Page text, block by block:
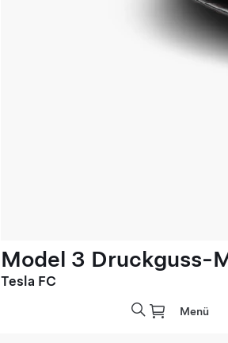
Model 3 Druckguss-
Tesla FC
Menü